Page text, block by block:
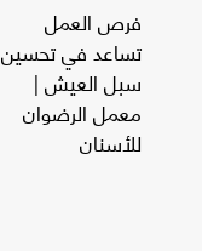
فرص العمل
تساعد في تحسين
سبل العيش |
معمل الرضوان
للأسنان